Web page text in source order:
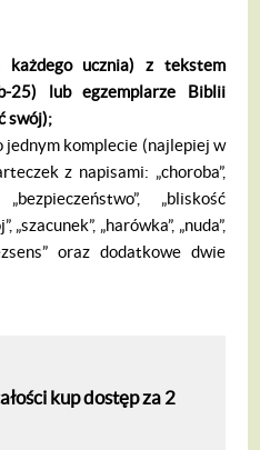
ucznia) z tekstem
25) lub egzemplarze Biblii
swój);
jednym komplecie (najlepiej w
z napisami: „choroba”,
„bezpieczeństwo”, „bliskość
„szacunek”, „harówka”, „nuda”,
oraz dodatkowe dwie
kup dostęp za 2